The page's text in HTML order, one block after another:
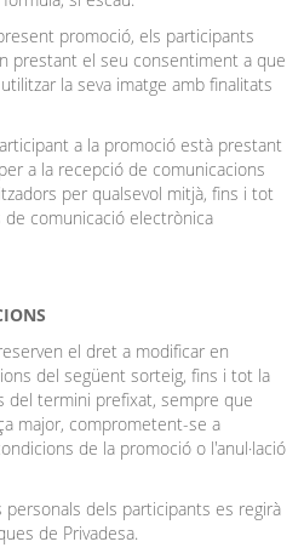
promoció, els participants
prestant el seu consentiment a que
la seva imatge amb finalitats
a la promoció està prestant
a la recepció de comunicacions
per qualsevol mitjà, fins i tot
comunicació electrònica
el dret a modificar en
del següent sorteig, fins i tot la
del termini prefixat, sempre que
major, comprometent-se a
de la promoció o l'anul·lació
dels participants es regirà
de Privadesa.